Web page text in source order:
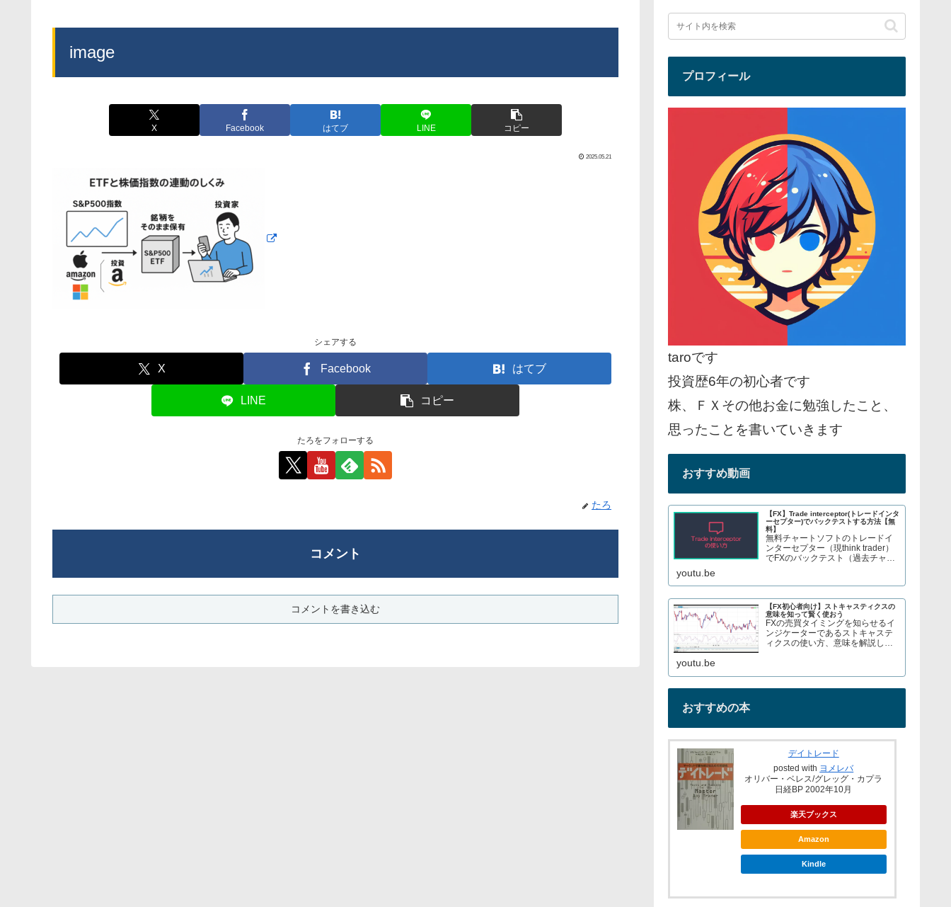
image
X Facebook はてブ LINE コピー
2025.05.21
シェアする
X Facebook はてブ
LINE コピー
たろをフォローする
たろ
コメント
コメントを書き込む
プロフィール
taroです
投資歴6年の初心者です
株、ＦＸその他お金に勉強したこと、
思ったことを書いていきます
おすすめ動画
【FX】Trade interceptor(トレードインタ
ーセプター)でバックテストする方法【無
料】
無料チャートソフトのトレードイ
ンターセプター（現think trader）
でFXのバックテスト（過去チャー
数のCFDトレードについてブログ
で解説してます→ twitter、t...
youtu.be
【FX初心者向け】ストキャスティクスの
意味を知って賢く使おう
FXの売買タイミングを知らせるイ
ンジケーターであるストキャステ
ィクスの使い方、意味を解説して
youtu.be
おすすめの本
デイトレード
posted with ヨメレバ
オリバー・ベレス/グレッグ・カプラ
日経BP 2002年10月
楽天ブックス
Amazon
Kindle